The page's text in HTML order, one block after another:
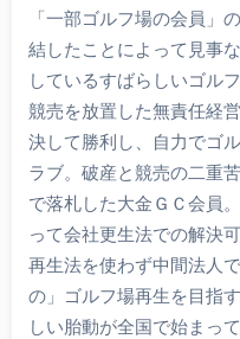
「一部ゴルフ場の会員」
結したことによって見事
しているすばらしいゴル
競売を放置した無責任経
決して勝利し、自力でゴ
ラブ。破産と競売の二重
で落札した大金ＧＣ会員
って会社更生法での解決
再生法を使わず中間法人
の」ゴルフ場再生を目指
しい胎動が全国で始まって